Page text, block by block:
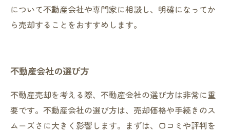
について不動産会社や専門家に相談し、明確になってか
ら売却することをおすすめします。
不動産会社の選び方
不動産売却を考える際、不動産会社の選び方は非常に重
要です。不動産会社の選び方は、売却価格や手続きのス
ムーズさに大きく影響します。まずは、口コミや評判を